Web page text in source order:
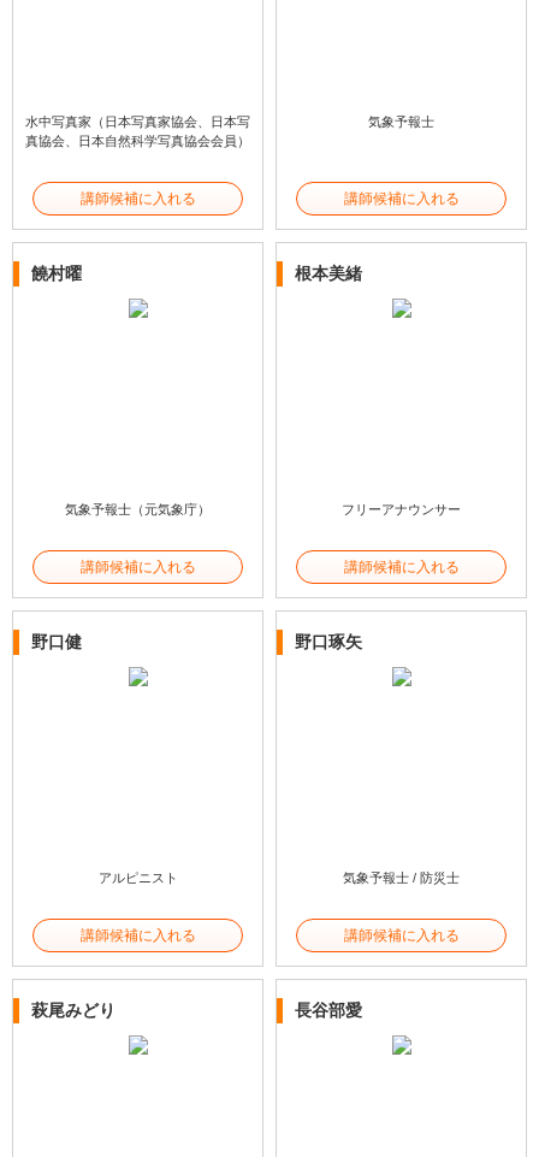
水中写真家（日本写真家協会、日本写
真協会、日本自然科学写真協会会員）
講師候補に入れる
気象予報士
講師候補に入れる
饒村曜
気象予報士（元気象庁）
講師候補に入れる
根本美緒
フリーアナウンサー
講師候補に入れる
野口健
アルピニスト
講師候補に入れる
野口琢矢
気象予報士 / 防災士
講師候補に入れる
萩尾みどり 長谷部愛